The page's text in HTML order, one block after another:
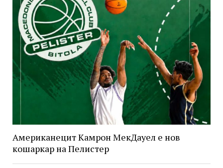
Американецит Камрон МекДауел е нов
кошаркар на Пелистер